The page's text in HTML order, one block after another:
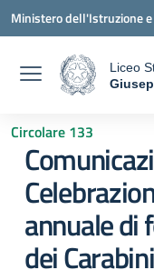
Vai ai contenuti
Vai al menu di navigazione
Vai al footer
Ministero dell'Istruzione
Liceo
Circolare 133
annuale di
dei